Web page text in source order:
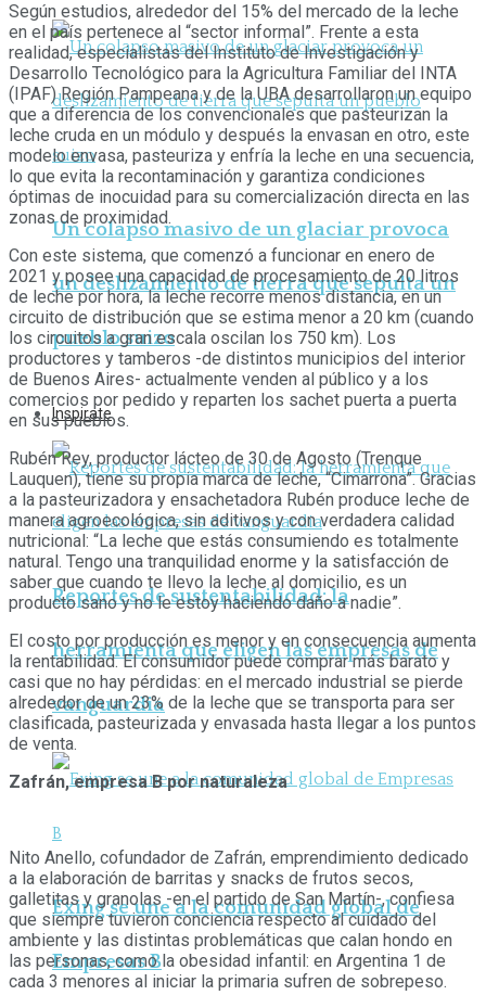
Un colapso masivo de un glaciar provoca
un deslizamiento de tierra que sepulta un
pueblo suizo
Inspirate
Reportes de sustentabilidad: la
herramienta que eligen las empresas de
vanguardia
Exing se une a la comunidad global de
Empresas B
Según estudios, alrededor del 15% del mercado de la leche
en el país pertenece al “sector informal”. Frente a esta
realidad, especialistas del Instituto de Investigación y
Desarrollo Tecnológico para la Agricultura Familiar del INTA
(IPAF) Región Pampeana y de la UBA desarrollaron un equipo
que a diferencia de los convencionales que pasteurizan la
leche cruda en un módulo y después la envasan en otro, este
modelo envasa, pasteuriza y enfría la leche en una secuencia,
lo que evita la recontaminación y garantiza condiciones
óptimas de inocuidad para su comercialización directa en las
zonas de proximidad.
Con este sistema, que comenzó a funcionar en enero de
2021 y posee una capacidad de procesamiento de 20 litros
de leche por hora, la leche recorre menos distancia, en un
circuito de distribución que se estima menor a 20 km (cuando
los circuitos a gran escala oscilan los 750 km). Los
productores y tamberos -de distintos municipios del interior
de Buenos Aires- actualmente venden al público y a los
comercios por pedido y reparten los sachet puerta a puerta
en sus pueblos.
Rubén Rey, productor lácteo de 30 de Agosto (Trenque
Lauquen), tiene su propia marca de leche, “Cimarrona”. Gracias
a la pasteurizadora y ensachetadora Rubén produce leche de
manera agroecológica, sin aditivos y con verdadera calidad
nutricional: “La leche que estás consumiendo es totalmente
natural. Tengo una tranquilidad enorme y la satisfacción de
saber que cuando te llevo la leche al domicilio, es un
producto sano y no le estoy haciendo daño a nadie”.
El costo por producción es menor y en consecuencia aumenta
la rentabilidad. El consumidor puede comprar más barato y
casi que no hay pérdidas: en el mercado industrial se pierde
alrededor de un 23% de la leche que se transporta para ser
clasificada, pasteurizada y envasada hasta llegar a los puntos
de venta.
Zafrán, empresa B por naturaleza
Nito Anello, cofundador de Zafrán, emprendimiento dedicado
a la elaboración de barritas y snacks de frutos secos,
galletitas y granolas -en el partido de San Martín-, confiesa
que siempre tuvieron conciencia respecto al cuidado del
ambiente y las distintas problemáticas que calan hondo en
las personas, como la obesidad infantil: en Argentina 1 de
cada 3 menores al iniciar la primaria sufren de sobrepeso.